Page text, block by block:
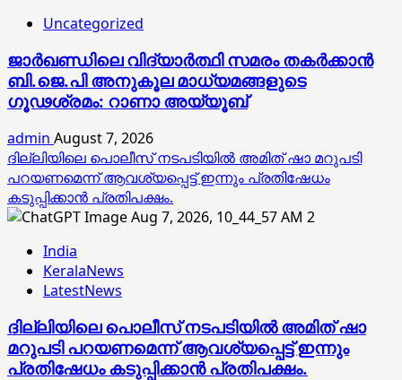
Uncategorized
ജാര്‍ഖണ്ഡിലെ വിദ്യാര്‍ത്ഥി സമരം തകര്‍ക്കാന്‍
ബി.ജെ.പി അനുകൂല മാധ്യമങ്ങളുടെ
ഗൂഢശ്രമം: റാണാ അയ്യൂബ്
admin August 7, 2026
ദില്ലിയിലെ പൊലീസ് നടപടിയിൽ അമിത് ഷാ മറുപടി
പറയണമെന്ന് ആവശ്യപ്പെട്ട് ഇന്നും പ്രതിഷേധം
കടുപ്പിക്കാൻ പ്രതിപക്ഷം.
2
India
KeralaNews
LatestNews
ദില്ലിയിലെ പൊലീസ് നടപടിയിൽ അമിത് ഷാ
മറുപടി പറയണമെന്ന് ആവശ്യപ്പെട്ട് ഇന്നും
പ്രതിഷേധം കടുപ്പിക്കാൻ പ്രതിപക്ഷം.